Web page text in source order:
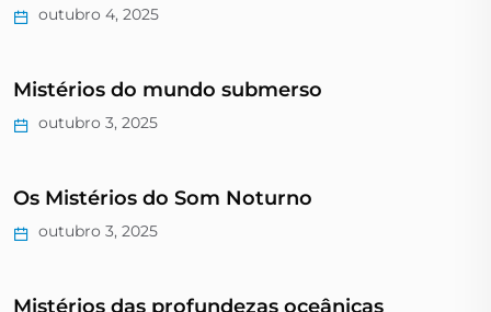
outubro 4, 2025
Mistérios do mundo submerso
outubro 3, 2025
Os Mistérios do Som Noturno
outubro 3, 2025
Mistérios das profundezas oceânicas